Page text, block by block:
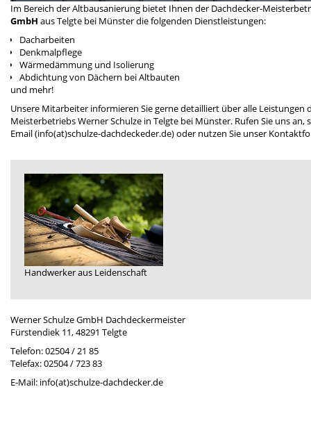
Im Bereich der Altbausanierung bietet Ihnen der Dachdecker-
GmbH aus Telgte bei Münster die folgenden Dienstleistungen:
Dacharbeiten
Denkmalpflege
Wärmedämmung und Isolierung
Abdichtung von Dächern bei Altbauten
und mehr!
Unsere Mitarbeiter informieren Sie gerne detailliert über alle Leistungen
Meisterbetriebs Werner Schulze in Telgte bei Münster. Rufen Sie uns an,
Email (info(at)schulze-dachdeckeder.de) oder nutzen Sie unser
Handwerker aus Leidenschaft
Werner Schulze GmbH Dachdeckermeister
Fürstendiek 11, 48291 Telgte
Telefon: 02504 / 21 85
Telefax: 02504 / 723 83
E-Mail: info(at)schulze-dachdecker.de